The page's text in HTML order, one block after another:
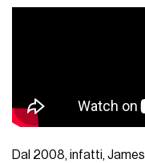
Dal 2008, infatti,